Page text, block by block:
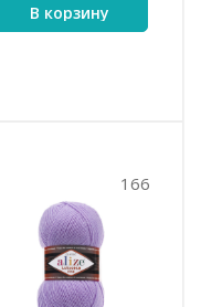
В корзину
166